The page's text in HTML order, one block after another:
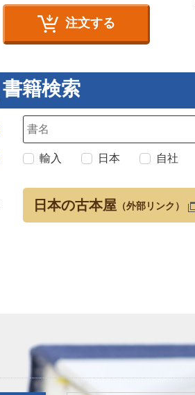
注文する
書籍検索
輸入 日本 自社
日本の古本屋 （外部リンク）